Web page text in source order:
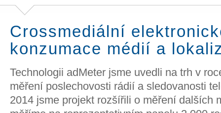
Crossmediální
konzumace médií a
Technologii adMeter jsme uvedli na trh v
měření poslechovosti rádií a sledovanosti
2014 jsme projekt rozšířili o měření dalších